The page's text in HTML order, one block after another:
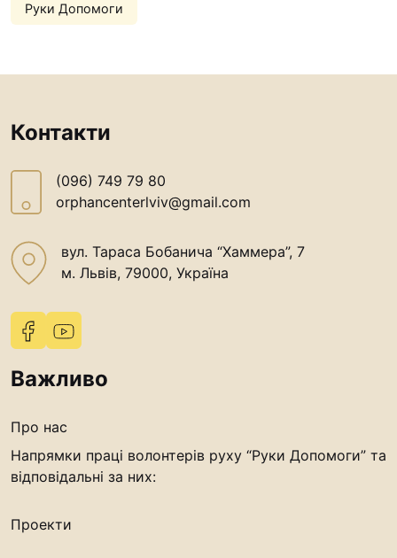
Руки Допомоги
Контакти
(096) 749 79 80
orphancenterlviv@gmail.com
вул. Тараса Бобанича “Хаммера”, 7
м. Львів, 79000, Україна
Важливо
Про нас
Напрямки праці волонтерів руху “Руки Допомоги” та
відповідальні за них:
Проекти